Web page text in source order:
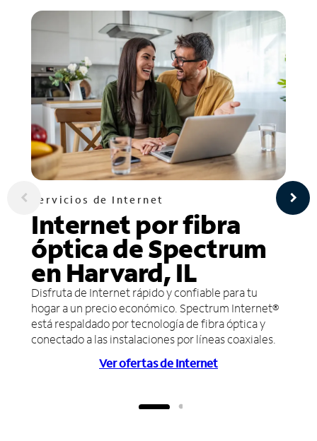
Servicios de Internet
Internet por fibra
óptica de Spectrum
en Harvard, IL
Disfruta de Internet rápido y confiable para tu
hogar a un precio económico. Spectrum Internet®
está respaldado por tecnología de fibra óptica y
conectado a las instalaciones por líneas coaxiales.
Ver ofertas de Internet